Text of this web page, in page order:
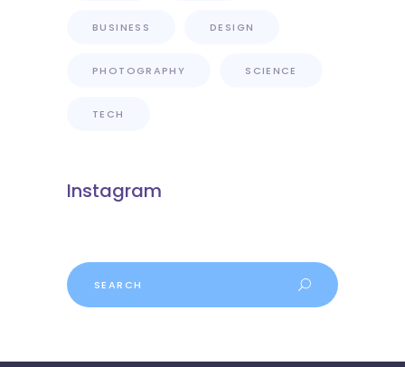
BUSINESS DESIGN
PHOTOGRAPHY SCIENCE
TECH
Instagram